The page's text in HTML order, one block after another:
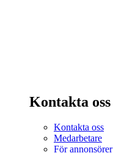
Kontakta oss
Kontakta oss
Medarbetare
För annonsörer